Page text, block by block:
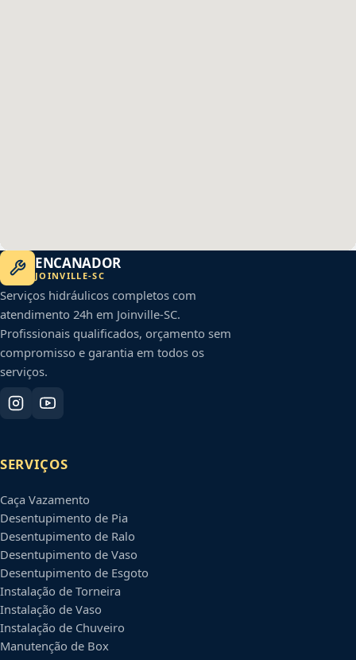
ENCANADOR
JOINVILLE-SC
Serviços hidráulicos completos com
atendimento 24h em Joinville-SC.
Profissionais qualificados, orçamento sem
compromisso e garantia em todos os
serviços.
SERVIÇOS
Caça Vazamento
Desentupimento de Pia
Desentupimento de Ralo
Desentupimento de Vaso
Desentupimento de Esgoto
Instalação de Torneira
Instalação de Vaso
Instalação de Chuveiro
Manutenção de Box